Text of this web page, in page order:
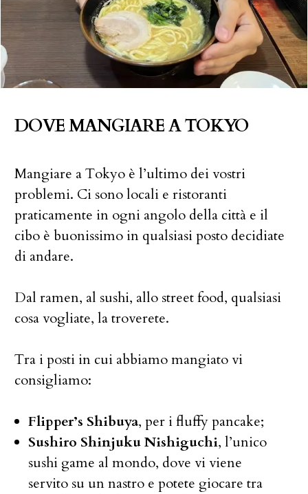
DOVE MANGIARE A TOKYO
Mangiare a Tokyo è l’ultimo dei vostri
problemi. Ci sono locali e ristoranti
praticamente in ogni angolo della città e il
cibo è buonissimo in qualsiasi posto decidiate
di andare.
Dal ramen, al sushi, allo street food, qualsiasi
cosa vogliate, la troverete.
Tra i posti in cui abbiamo mangiato vi
consigliamo:
Flipper’s Shibuya, per i fluffy pancake;
Sushiro Shinjuku Nishiguchi, l’unico
sushi game al mondo, dove vi viene
servito su un nastro e potete giocare tra